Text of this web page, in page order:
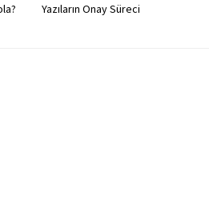
Yazıların Onay Süreci